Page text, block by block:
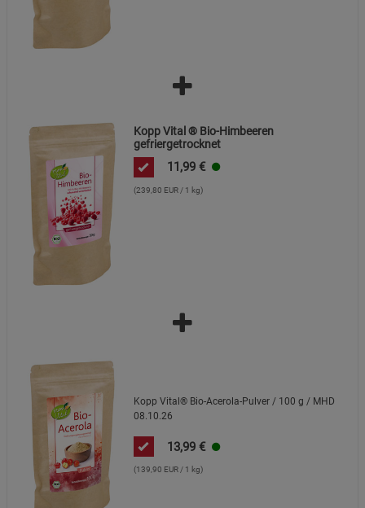
Kopp Vital ® Bio-Himbeeren
gefriergetrocknet
11,99 €
(239,80 EUR / 1 kg)
Kopp Vital® Bio-Acerola-Pulver / 100 g / MHD
08.10.26
13,99 €
(139,90 EUR / 1 kg)